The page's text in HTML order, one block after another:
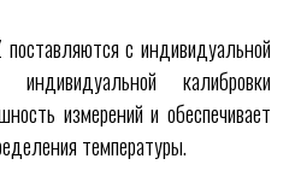
поставляются с индивидуальной
индивидуальной калибровки
измерений и обеспечивает
температуры.